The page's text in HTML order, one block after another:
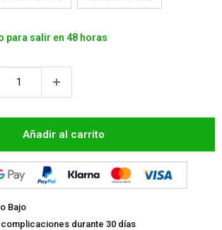
para salir en 48 horas
Añadir al carrito
Bajo
durante 30 días